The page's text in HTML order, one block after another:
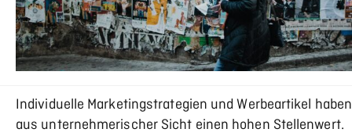
Individuelle Marketingstrategien und Werbeartikel haben
aus unternehmerischer Sicht einen hohen Stellenwert.